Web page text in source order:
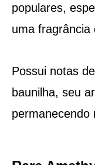
populares,
uma fragrância
Possui notas
baunilha, seu
permanecendo